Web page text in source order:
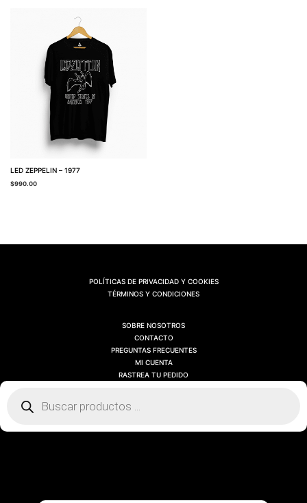
LED ZEPPELIN – 1977
$990.00
POLÍTICAS DE PRIVACIDAD Y COOKIES
TÉRMINOS Y CONDICIONES
SOBRE NOSOTROS
CONTACTO
PREGUNTAS FRECUENTES
MI CUENTA
RASTREA TU PEDIDO
Búsqueda